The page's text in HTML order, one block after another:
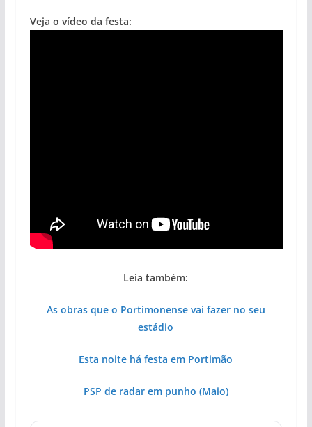
Veja o vídeo da festa:
Leia também:
As obras que o Portimonense vai fazer no seu
estádio
Esta noite há festa em Portimão
PSP de radar em punho (Maio)